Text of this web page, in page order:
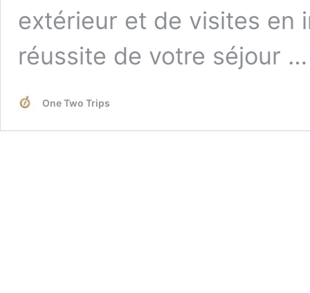
extérieur et de visites en
réussite de votre séjour
One Two Trips